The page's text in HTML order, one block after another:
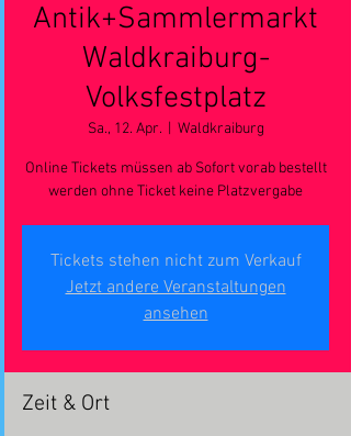
Antik+Sammlermarkt
Waldkraiburg-
Volksfestplatz
Sa., 12. Apr.
  |
Waldkraiburg
Online Tickets müssen ab Sofort vorab bestellt
werden ohne Ticket keine Platzvergabe
Tickets stehen nicht zum Verkauf
Jetzt andere Veranstaltungen
ansehen
Zeit & Ort